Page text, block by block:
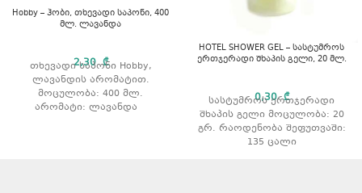
Hobby – ჰობი, თხევადი საპონი, 400
მლ. ლავანდა
2,30₾
თხევადი საპონი Hobby,
ლავანდის არომატით.
მოცულობა: 400 მლ.
არომატი: ლავანდა
HOTEL SHOWER GEL – სასტუმროს
ერთჯერადი შხაპის გელი, 20 მლ.
0,30₾
სასტუმროს ერთჯერადი
შხაპის გელი მოცულობა: 20
გრ. რაოდენობა შეფუთვაში:
135 ცალი